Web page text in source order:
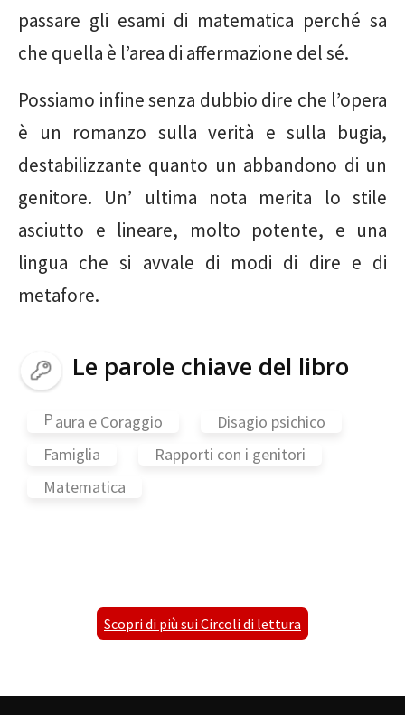
passare gli esami di matematica perché sa
che quella è l’area di affermazione del sé.
Possiamo infine senza dubbio dire che l’opera
è un romanzo sulla verità e sulla bugia,
destabilizzante quanto un abbandono di un
genitore. Un’ ultima nota merita lo stile
asciutto e lineare, molto potente, e una
lingua che si avvale di modi di dire e di
metafore.
Le parole chiave del libro
Paura e Coraggio
Disagio psichico
Famiglia
Rapporti con i genitori
Matematica
Scopri di più sui Circoli di lettura